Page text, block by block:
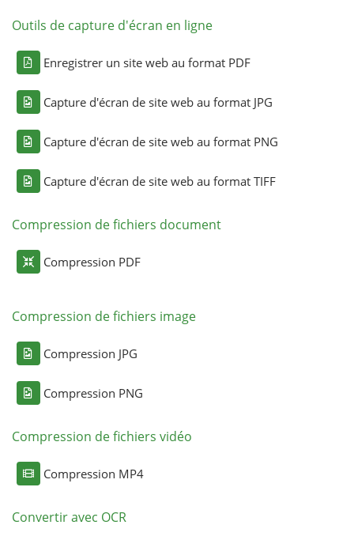
Outils de capture d'écran en ligne
Enregistrer un site web au format PDF
Capture d'écran de site web au format JPG
Capture d'écran de site web au format PNG
Capture d'écran de site web au format TIFF
Compression de fichiers document
Compression PDF
Compression de fichiers image
Compression JPG
Compression PNG
Compression de fichiers vidéo
Compression MP4
Convertir avec OCR